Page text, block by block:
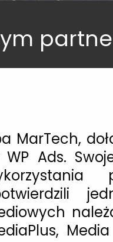
MarTech,
Ads.